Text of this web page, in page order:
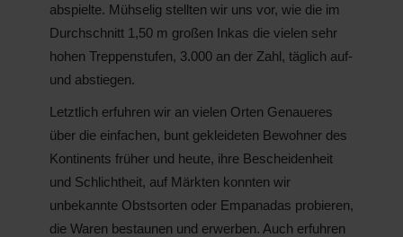
abspielte. Mühselig stellten wir uns vor, wie die im
Durchschnitt 1,50 m großen Inkas die vielen sehr
hohen Treppenstufen, 3.000 an der Zahl, täglich auf-
und abstiegen.
Letztlich erfuhren wir an vielen Orten Genaueres
über die einfachen, bunt gekleideten Bewohner des
Kontinents früher und heute, ihre Bescheidenheit
und Schlichtheit, auf Märkten konnten wir
unbekannte Obstsorten oder Empanadas probieren,
die Waren bestaunen und erwerben. Auch erfuhren